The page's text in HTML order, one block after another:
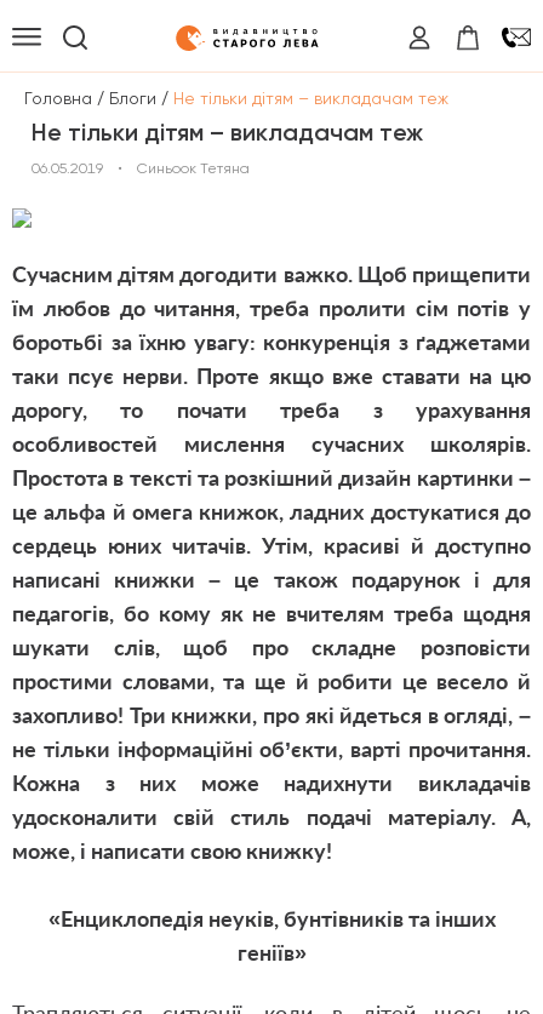
Головна / Блоги / Не тільки дітям – викладачам теж
Не тільки дітям – викладачам теж
06.05.2019 • Синьоок Тетяна
Сучасним дітям догодити важко. Щоб прищепити
їм любов до читання, треба пролити сім потів у
боротьбі за їхню увагу: конкуренція з ґаджетами
таки псує нерви. Проте якщо вже ставати на цю
дорогу, то почати треба з урахування
особливостей мислення сучасних школярів.
Простота в тексті та розкішний дизайн картинки –
це альфа й омега книжок, ладних достукатися до
сердець юних читачів. Утім, красиві й доступно
написані книжки – це також подарунок і для
педагогів, бо кому як не вчителям треба щодня
шукати слів, щоб про складне розповісти
простими словами, та ще й робити це весело й
захопливо! Три книжки, про які йдеться в огляді, –
не тільки інформаційні об’єкти, варті прочитання.
Кожна з них може надихнути викладачів
удосконалити свій стиль подачі матеріалу. А,
може, і написати свою книжку!
«Енциклопедія неуків, бунтівників та інших
геніїв»